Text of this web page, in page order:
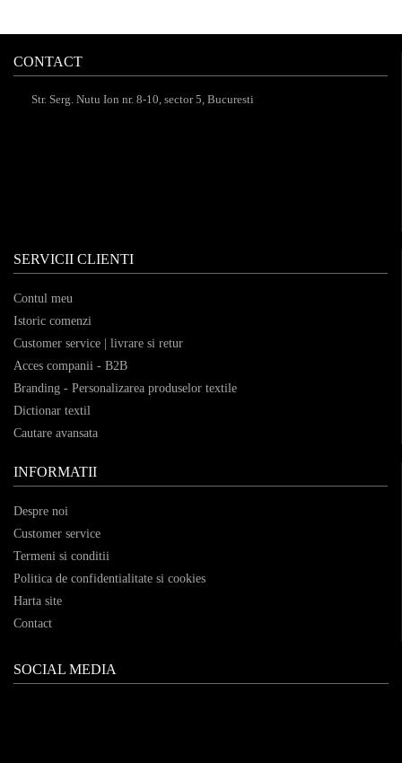
CONTACT
Str. Serg. Nutu Ion nr. 8-10, sector 5, Bucuresti
SERVICII CLIENTI
Contul meu
Istoric comenzi
Customer service | livrare si retur
Acces companii - B2B
Branding - Personalizarea produselor textile
Dictionar textil
Cautare avansata
INFORMATII
Despre noi
Customer service
Termeni si conditii
Politica de confidentialitate si cookies
Harta site
Contact
SOCIAL MEDIA